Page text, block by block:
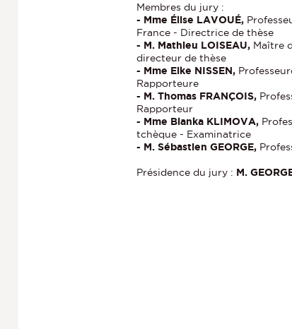
Membres du jury :
- Mme Élise LAVOUÉ,
France - Directrice de thèse
- M. Mathieu LOISEAU, Maître
directeur de thèse
- Mme Elke NISSEN,
Rapporteure
- M. Thomas FRANÇOIS,
Rapporteur
- Mme Blanka KLIMOVA,
tchèque - Examinatrice
- M. Sébastien GEORGE,
Présidence du jury : M.